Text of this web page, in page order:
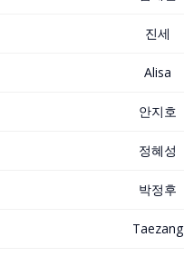
진세
Alisa
안지호
정혜성
박정후
Taezang